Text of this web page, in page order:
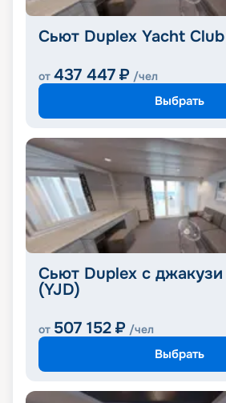
Сьют Duplex Yacht Club
от 437 447 ₽ /чел
Выбрать
Сьют Duplex с
(YJD)
от 507 152 ₽ /чел
Выбрать